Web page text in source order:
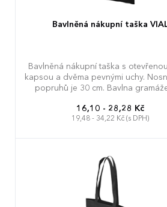
Bavlněná nákupní taška
Bavlněná nákupní taška s
kapsou a dvěma pevnými uchy.
popruhů je 30 cm. Bavlna
16,10 - 28,28 Kč
19,48 - 34,22 Kč (s DPH)